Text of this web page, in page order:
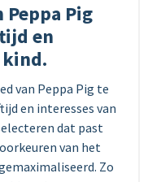
Peppa Pig
en
van Peppa Pig te
en interesses van
dat past
van het
Zo